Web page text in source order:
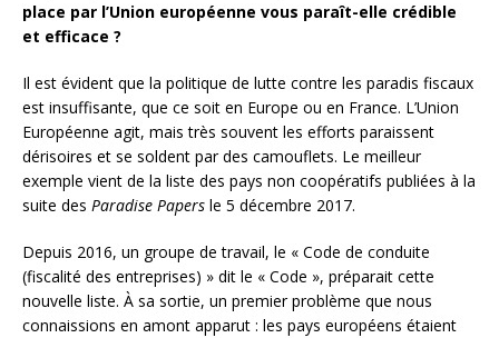
place par l’Union européenne vous paraît-elle crédible
et efficace ?
Il est évident que la politique de lutte contre les paradis fiscaux
est insuffisante, que ce soit en Europe ou en France. L’Union
Européenne agit, mais très souvent les efforts paraissent
dérisoires et se soldent par des camouflets. Le meilleur
exemple vient de la liste des pays non coopératifs publiées à la
suite des Paradise Papers le 5 décembre 2017.
Depuis 2016, un groupe de travail, le « Code de conduite
(fiscalité des entreprises) » dit le « Code », préparait cette
nouvelle liste. À sa sortie, un premier problème que nous
connaissions en amont apparut : les pays européens étaient